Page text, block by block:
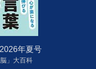
年夏号
」大百科